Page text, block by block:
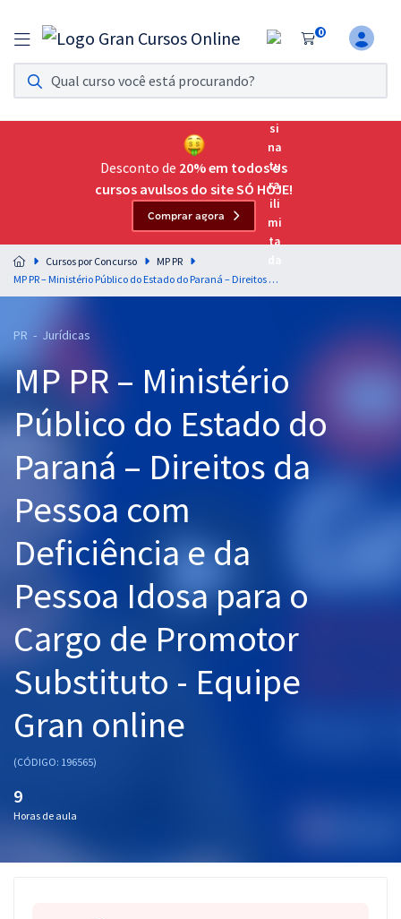
0
Assinatura Ilimitada 11
Acesso a todos os cursos. Teste grátis por 7 dias!
Assinatura OAB Até Passar
Acesso ilimitado a toda preparação para o Exame da
Residências Multiprofissionais
Preparação completa e intensiva para as principais
residências em saúde do Brasil
Cursos 20% OFF
Pós
Graduação
OAB
Mentorias
Questões grátis
Aprovados
Desconto de 20% em todos os
cursos avulsos do site SÓ HOJE!
Comprar agora
Cursos por Concurso
MP PR
MP PR – Ministério Público do Estado do Paraná – Direitos da Pessoa com Deficiência e da Pessoa Idosa para o Cargo de Promotor Substituto - Equipe Gran online
PR - Jurídicas
MP PR – Ministério
Público do Estado do
Paraná – Direitos da
Pessoa com
Deficiência e da
Pessoa Idosa para o
Cargo de Promotor
Substituto - Equipe
Gran online
(CÓDIGO: 196565)
9
Horas de aula